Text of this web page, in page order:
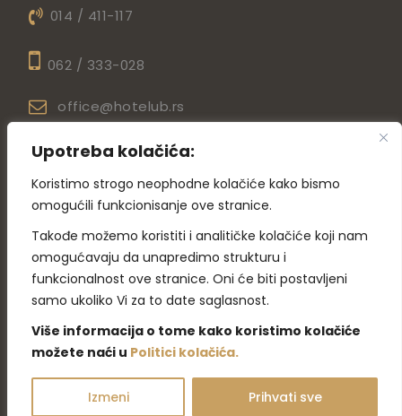
Upotreba kolačića:
Koristimo strogo neophodne kolačiće kako bismo
omogućili funkcionisanje ove stranice.
Takođe možemo koristiti i analitičke kolačiće koji nam
omogućavaju da unapredimo strukturu i
funkcionalnost ove stranice. Oni će biti postavljeni
samo ukoliko Vi za to date saglasnost.
Više informacija o tome kako koristimo kolačiće
možete naći u Politici kolačića.
Izmeni Prihvati sve
014 / 411-117
062 / 333-028
office@hotelub.rs
Ulica Nemanje Matića 4,14210 Ub
066 / 8029-091
prodaja@hotelub.rs
Omladinskih brigada bb,14210 Ub
SR